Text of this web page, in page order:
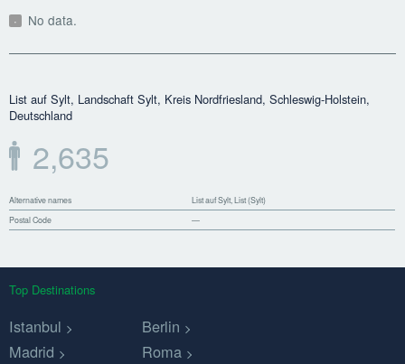
No data.
List auf Sylt, Landschaft Sylt, Kreis Nordfriesland, Schleswig-Holstein,
Deutschland
2,635
Alternative names
List auf Sylt, List (Sylt)
Postal Code
—
Top Destinations
Istanbul
Berlin
Madrid
Roma